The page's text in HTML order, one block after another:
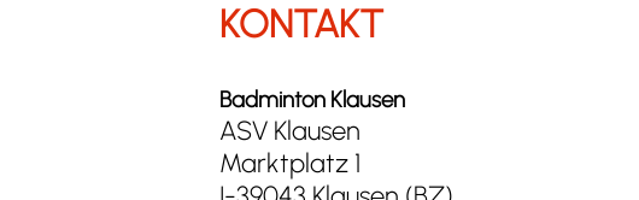
KONTAKT
Badminton Klausen
ASV Klausen
Marktplatz 1